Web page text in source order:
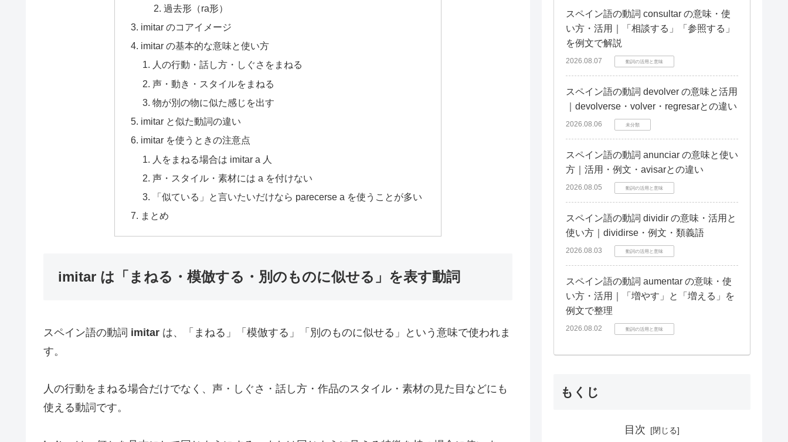
過去形（ra形）
imitar のコアイメージ
imitar の基本的な意味と使い方
人の行動・話し方・しぐさをまねる
声・動き・スタイルをまねる
物が別の物に似た感じを出す
imitar と似た動詞の違い
imitar を使うときの注意点
人をまねる場合は imitar a 人
声・スタイル・素材には a を付けない
「似ている」と言いたいだけなら parecerse a を使うことが多い
まとめ
imitar は「まねる・模倣する・別のものに似せる」を表す動詞
スペイン語の動詞 imitar は、「まねる」「模倣する」「別のものに似せる」という意味で使われま
す。
人の行動をまねる場合だけでなく、声・しぐさ・話し方・作品のスタイル・素材の見た目などにも
使える動詞です。
スペイン語の動詞 consultar の意味・使
い方・活用｜「相談する」「参照する」
を例文で解説
2026.08.07 動詞の活用と意味
スペイン語の動詞 devolver の意味と活用
｜devolverse・volver・regresarとの違い
2026.08.06 未分類
スペイン語の動詞 anunciar の意味と使い
方｜活用・例文・avisarとの違い
2026.08.05 動詞の活用と意味
スペイン語の動詞 dividir の意味・活用と
使い方｜dividirse・例文・類義語
2026.08.03 動詞の活用と意味
スペイン語の動詞 aumentar の意味・使
い方・活用｜「増やす」と「増える」を
例文で整理
2026.08.02 動詞の活用と意味
もくじ
目次